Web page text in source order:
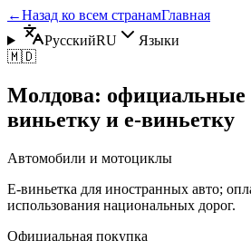
←Назад ко всем странамГлавная
РусскийRU
Языки
🇲🇩
Молдова: официальные
виньетку и e-виньетку
Автомобили и мотоциклы
E‑виньетка для иностранных авто;
использования национальных дорог.
Официальная покупка